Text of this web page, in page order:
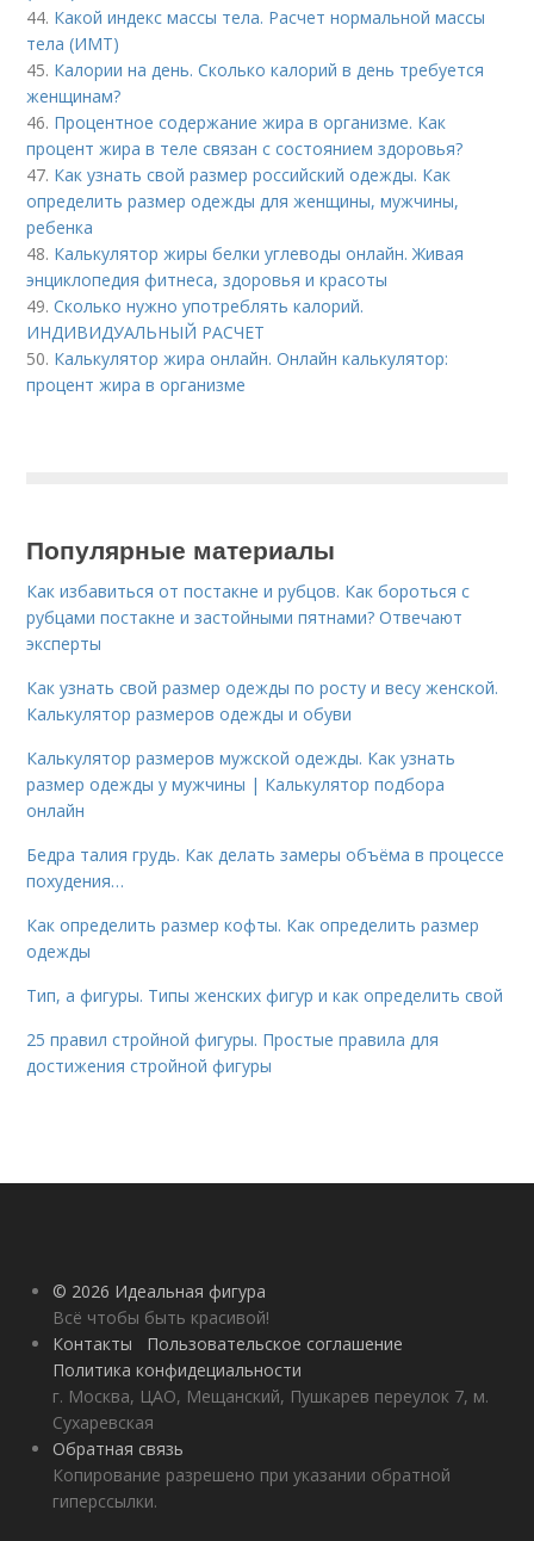
44. Какой индекс массы тела. Расчет нормальной массы
тела (ИМТ)
45. Калории на день. Сколько калорий в день требуется
женщинам?
46. Процентное содержание жира в организме. Как
процент жира в теле связан с состоянием здоровья?
47. Как узнать свой размер российский одежды. Как
определить размер одежды для женщины, мужчины,
ребенка
48. Калькулятор жиры белки углеводы онлайн. Живая
энциклопедия фитнеса, здоровья и красоты
49.Сколько нужно употреблять калорий.
ИНДИВИДУАЛЬНЫЙ РАСЧЕТ
50. Калькулятор жира онлайн. Онлайн калькулятор:
процент жира в организме
Популярные материалы
Как избавиться от постакне и рубцов. Как бороться с
рубцами постакне и застойными пятнами? Отвечают
эксперты
Как узнать свой размер одежды по росту и весу женской.
Калькулятор размеров одежды и обуви
Калькулятор размеров мужской одежды. Как узнать
размер одежды у мужчины | Калькулятор подбора
онлайн
Бедра талия грудь. Как делать замеры объёма в процессе
похудения…
Как определить размер кофты. Как определить размер
одежды
Тип, а фигуры. Типы женских фигур и как определить свой
25 правил стройной фигуры. Простые правила для
достижения стройной фигуры
© 2026 Идеальная фигура
Всё чтобы быть красивой!
Контакты
Пользовательское соглашение
Политика конфидециальности
г. Москва, ЦАО, Мещанский, Пушкарев переулок 7, м.
Сухаревская
Обратная связь
Копирование разрешено при указании обратной
гиперссылки.